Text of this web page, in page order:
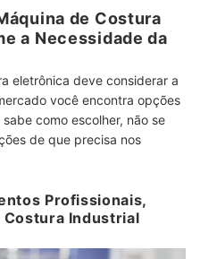
de Costura
a Necessidade da
eletrônica deve considerar a
você encontra opções
como escolher, não se
de que precisa nos
Profissionais,
Costura Industrial